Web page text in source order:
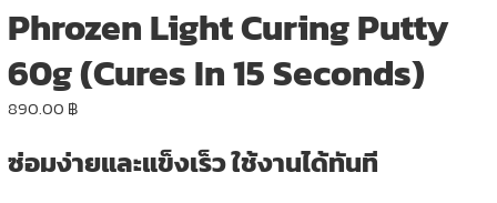
Phrozen Light Curing Putty
60g (Cures In 15 Seconds)
890.00 ฿
ซ่อมง่ายและแข็งเร็ว ใช้งานได้ทันที